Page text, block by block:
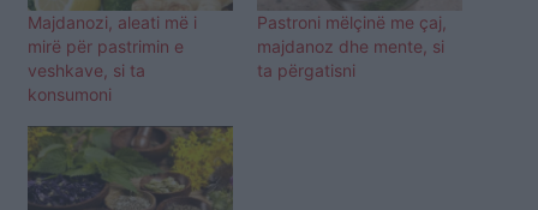
Majdanozi, aleati më i
mirë për pastrimin e
veshkave, si ta
konsumoni
Pastroni mëlçinë me çaj,
majdanoz dhe mente, si
ta përgatisni